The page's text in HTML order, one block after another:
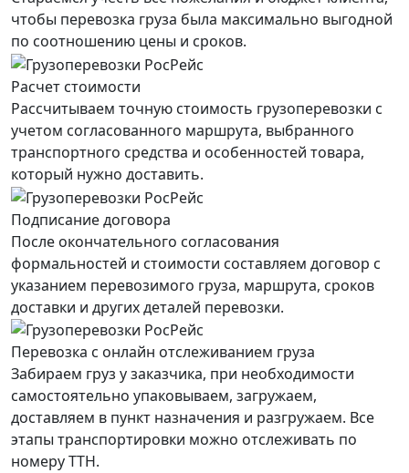
чтобы перевозка груза была максимально выгодной
по соотношению цены и сроков.
Расчет стоимости
Рассчитываем точную стоимость грузоперевозки с
учетом согласованного маршрута, выбранного
транспортного средства и особенностей товара,
который нужно доставить.
Подписание договора
После окончательного согласования
формальностей и стоимости составляем договор с
указанием перевозимого груза, маршрута, сроков
доставки и других деталей перевозки.
Перевозка с онлайн отслеживанием груза
Забираем груз у заказчика, при необходимости
самостоятельно упаковываем, загружаем,
доставляем в пункт назначения и разгружаем. Все
этапы транспортировки можно отслеживать по
номеру ТТН.